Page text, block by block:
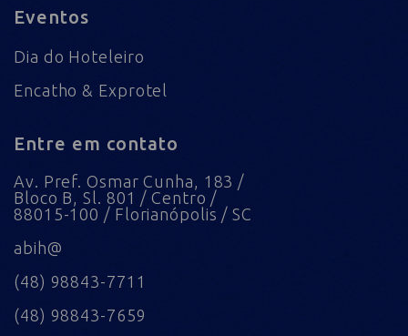
Eventos
Dia do Hoteleiro
Encatho & Exprotel
Entre em contato
Av. Pref. Osmar Cunha, 183 /
Bloco B, Sl. 801 / Centro /
88015-100 / Florianópolis / SC
abih@
(48) 98843-7711
(48) 98843-7659